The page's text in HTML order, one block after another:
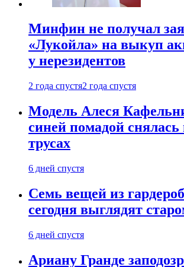
Минфин не получал
«Лукойла» на выкуп
у нерезидентов
2 года спустя2 года спустя
Модель Алеся
синей помадой снялась
трусах
6 дней спустя
Семь вещей из
сегодня выглядят
6 дней спустя
Ариану Гранде